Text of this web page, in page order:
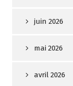
juin 2026
mai 2026
avril 2026